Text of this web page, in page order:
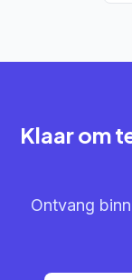
Klaar om
Ontvang